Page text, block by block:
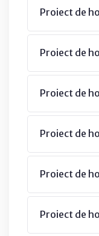
Proiect de
Proiect de
Proiect de
Proiect de
Proiect de
Proiect de